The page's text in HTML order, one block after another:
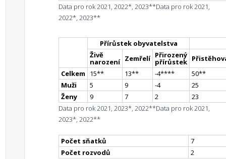
Data pro rok 2021, 2022*, 2023**Data pro rok 2021,
2022*, 2023**
Přírůstek obyvatelstva
Živě
narození Zemřelí Přirozený
přírůstek
Celkem
15** 13** -4**** 50**
Muži
5 9 -4
25
Ženy
9 7 2
23
Data pro rok 2021, 2023*, 2022**Data pro rok 2021,
2023*, 2022**
Počet sňatků
7
Počet rozvodů
2